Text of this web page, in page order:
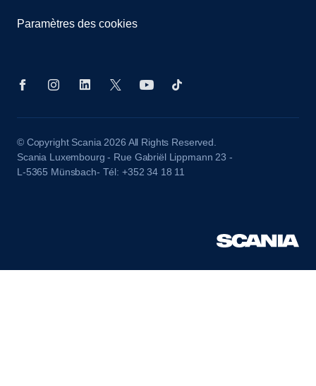
Paramètres des cookies
© Copyright Scania 2026 All Rights Reserved.
Scania Luxembourg - Rue Gabriël Lippmann 23 -
L-5365 Münsbach- Tél: +352 34 18 11